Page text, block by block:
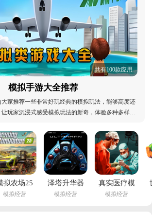
共有100款应用
模拟手游大全推荐
家推荐一些非常好玩经典的模拟玩法，能够高度还
玩家沉浸式感受模拟玩法的新奇，体验多种多样的
样的人生轨迹，感兴趣的小伙伴快来橘子下载站下
全推荐:模拟手游推荐排行榜
拟农场25
载安装(鲸
模拟经营
泽塔升华器
模拟器新版
模拟经营
真实医疗模
拟器最新版
模拟经营